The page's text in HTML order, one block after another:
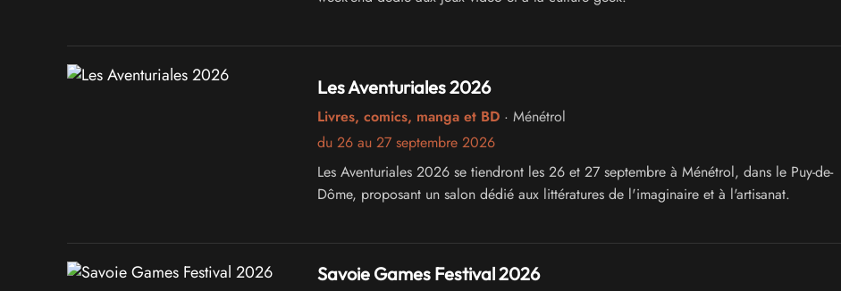
Les Aventuriales 2026
Livres, comics, manga et BD· Ménétrol
du 26 au 27 septembre 2026
Les Aventuriales 2026 se tiendront les 26 et 27 septembre à Ménétrol, dans le Puy-de-
Dôme, proposant un salon dédié aux littératures de l'imaginaire et à l'artisanat.
Savoie Games Festival 2026